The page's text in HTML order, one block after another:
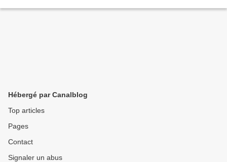
Hébergé par Canalblog
Top articles
Pages
Contact
Signaler un abus